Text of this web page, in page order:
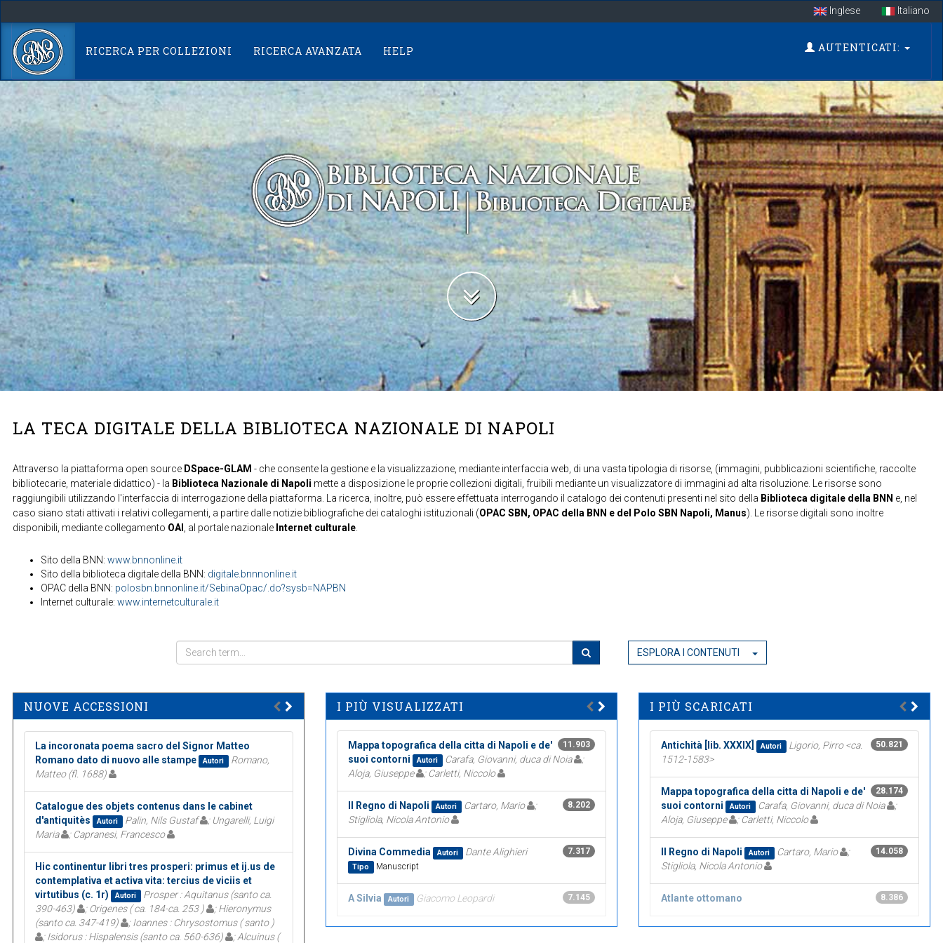
navigation
Inglese Italiano
RICERCA PER COLLEZIONI RICERCA AVANZATA HELP AUTENTICATI:
LA TECA DIGITALE DELLA BIBLIOTECA NAZIONALE DI NAPOLI
Attraverso la piattaforma open source DSpace-GLAM - che consente la gestione e la visualizzazione, mediante interfaccia web, di una vasta tipologia di risorse, (immagini, pubblicazioni scientifiche, raccolte
bibliotecarie, materiale didattico) - la Biblioteca Nazionale di Napoli mette a disposizione le proprie collezioni digitali, fruibili mediante un visualizzatore di immagini ad alta risoluzione. Le risorse sono
raggiungibili utilizzando l'interfaccia di interrogazione della piattaforma. La ricerca, inoltre, può essere effettuata interrogando il catalogo dei contenuti presenti nel sito della Biblioteca digitale della BNN e, nel
caso siano stati attivati i relativi collegamenti, a partire dalle notizie bibliografiche dei cataloghi istituzionali (OPAC SBN, OPAC della BNN e del Polo SBN Napoli, Manus). Le risorse digitali sono inoltre
disponibili, mediante collegamento OAI , al portale nazionale Internet culturale.
Sito della BNN: www.bnnonline.it
Sito della biblioteca digitale della BNN: digitale.bnnnonline.it
OPAC della BNN: polosbn.bnnonline.it/SebinaOpac/.do?sysb=NAPBN
Internet culturale: www.internetculturale.it
ESPLORA I CONTENUTI
NUOVE ACCESSIONI
La incoronata poema sacro del Signor Matteo
Romano dato di nuovo alle stampe
Autori
Romano,
Matteo (fl. 1688)
Catalogue des objets contenus dans le cabinet
d'antiquitès
Autori Palin, Nils Gustaf
; Ungarelli, Luigi
Maria
; Capranesi, Francesco
Hic continentur libri tres prosperi: primus et ij.us de
contemplativa et activa vita: tercius de viciis et
virtutibus (c. 1r)
Autori
Prosper : Aquitanus (santo ca.
390-463)
; Origenes ( ca. 184-ca. 253 )
; Hieronymus
(santo ca. 347-419)
; Ioannes : Chrysostomus ( santo )
; Isidorus : Hispalensis (santo ca. 560-636)
; Alcuinus (
I PIÙ VISUALIZZATI
11.903
Mappa topografica della citta di Napoli e de'
suoi contorni
Autori Carafa, Giovanni, duca di Noia
;
Aloja, Giuseppe
; Carletti, Niccolo
8.202
Il Regno di Napoli Autori Cartaro, Mario
;
Stigliola, Nicola Antonio
7.317
Divina Commedia Autori Dante Alighieri
Tipo Manuscript
7.145
A Silvia Autori Giacomo Leopardi
I PIÙ SCARICATI
50.821
Antichità [lib. XXXIX] Autori
Ligorio, Pirro <ca.
1512-1583>
28.174
Mappa topografica della citta di Napoli e de'
suoi contorni
Autori Carafa, Giovanni, duca di Noia
;
Aloja, Giuseppe
; Carletti, Niccolo
14.058
Il Regno di Napoli Autori Cartaro, Mario
;
Stigliola, Nicola Antonio
8.386
Atlante ottomano